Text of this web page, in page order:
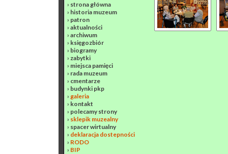
› strona główna
› historia muzeum
› patron
› aktualności
› archiwum
› księgozbiór
› biogramy
› zabytki
› miejsca pamięci
› rada muzeum
› cmentarze
› budynki pkp
› galeria
› kontakt
› polecamy strony
› sklepik muzealny
› spacer wirtualny
› deklaracja dostepności
› RODO
› BIP